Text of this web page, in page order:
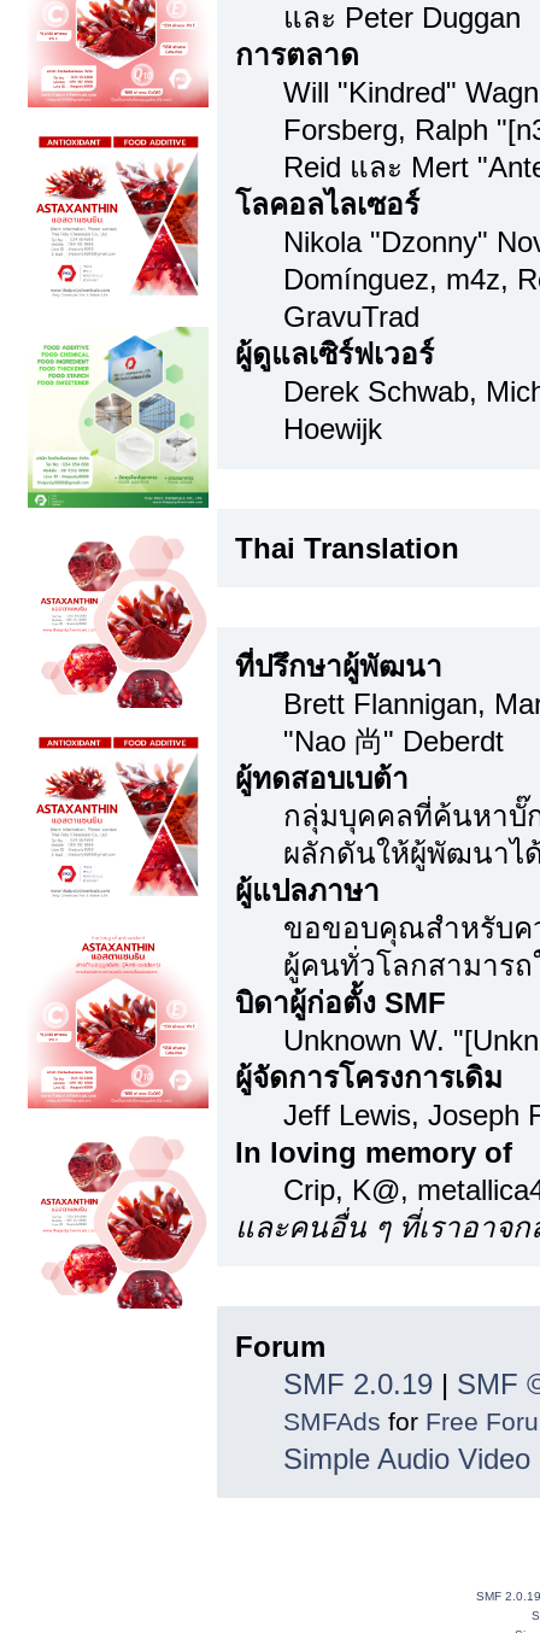
และ Peter Duggan
การตลาด
Will "Kindred"
Forsberg, Ralph
Reid และ Mert
โลคอลไลเซอร์
Nikola "Dzonny"
Domínguez, m4z,
GravuTrad
ผู้ดูแลเซิร์ฟเวอร์
Derek Schwab,
Hoewijk
Thai Translation
ที่ปรึกษาผู้พัฒนา
Brett Flannigan,
"Nao 尚" Deberdt
ผู้ทดสอบเบต้า
กลุ่มบุคคลที่ค้นหาบั๊
ผลักดันให้ผู้พัฒนาไ
ผู้แปลภาษา
ขอขอบคุณสำหรับค
ผู้คนทั่วโลกสามารถ
บิดาผู้ก่อตั้ง SMF
Unknown W.
ผู้จัดการโครงการเดิม
Jeff Lewis, Joseph
In loving memory of
Crip, K@,
และคนอื่น ๆ ที่เราอาจ
Forum
SMF 2.0.19| SMF
SMFAds for Free
Simple Audio
SMF 2.0.19